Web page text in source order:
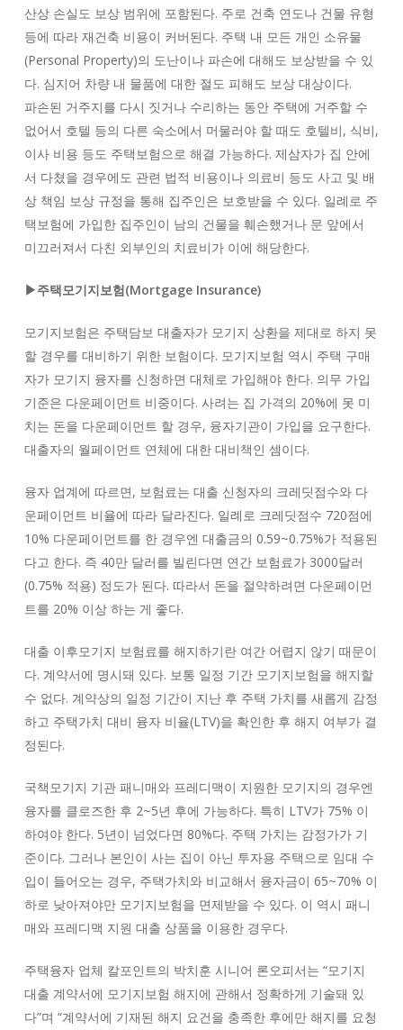
산상 손실도 보상 범위에 포함된다. 주로 건축 연도나 건물 유형
등에 따라 재건축 비용이 커버된다. 주택 내 모든 개인 소유물
(Personal Property)의 도난이나 파손에 대해도 보상받을 수 있
다. 심지어 차량 내 물품에 대한 절도 피해도 보상 대상이다.
파손된 거주지를 다시 짓거나 수리하는 동안 주택에 거주할 수
없어서 호텔 등의 다른 숙소에서 머물러야 할 때도 호텔비, 식비,
이사 비용 등도 주택보험으로 해결 가능하다. 제삼자가 집 안에
서 다쳤을 경우에도 관련 법적 비용이나 의료비 등도 사고 및 배
상 책임 보상 규정을 통해 집주인은 보호받을 수 있다. 일례로 주
택보험에 가입한 집주인이 남의 건물을 훼손했거나 문 앞에서
미끄러져서 다친 외부인의 치료비가 이에 해당한다.
▶주택모기지보험(Mortgage Insurance)
모기지보험은 주택담보 대출자가 모기지 상환을 제대로 하지 못
할 경우를 대비하기 위한 보험이다. 모기지보험 역시 주택 구매
자가 모기지 융자를 신청하면 대체로 가입해야 한다. 의무 가입
기준은 다운페이먼트 비중이다. 사려는 집 가격의 20%에 못 미
치는 돈을 다운페이먼트 할 경우, 융자기관이 가입을 요구한다.
대출자의 월페이먼트 연체에 대한 대비책인 셈이다.
융자 업계에 따르면, 보험료는 대출 신청자의 크레딧점수와 다
운페이먼트 비율에 따라 달라진다. 일례로 크레딧점수 720점에
10% 다운페이먼트를 한 경우엔 대출금의 0.59~0.75%가 적용된
다고 한다. 즉 40만 달러를 빌린다면 연간 보험료가 3000달러
(0.75% 적용) 정도가 된다. 따라서 돈을 절약하려면 다운페이먼
트를 20% 이상 하는 게 좋다.
대출 이후모기지 보험료를 해지하기란 여간 어렵지 않기 때문이
다. 계약서에 명시돼 있다. 보통 일정 기간 모기지보험을 해지할
수 없다. 계약상의 일정 기간이 지난 후 주택 가치를 새롭게 감정
하고 주택가치 대비 융자 비율(LTV)을 확인한 후 해지 여부가 결
정된다.
국책모기지 기관 패니매와 프레디맥이 지원한 모기지의 경우엔
융자를 클로즈한 후 2~5년 후에 가능하다. 특히 LTV가 75% 이
하여야 한다. 5년이 넘었다면 80%다. 주택 가치는 감정가가 기
준이다. 그러나 본인이 사는 집이 아닌 투자용 주택으로 임대 수
입이 들어오는 경우, 주택가치와 비교해서 융자금이 65~70% 이
하로 낮아져야만 모기지보험을 면제받을 수 있다. 이 역시 패니
매와 프레디맥 지원 대출 상품을 이용한 경우다.
주택융자 업체 칼포인트의 박치훈 시니어 론오피서는 “모기지
대출 계약서에 모기지보험 해지에 관해서 정확하게 기술돼 있
다”며 “계약서에 기재된 해지 요건을 충족한 후에만 해지를 요청